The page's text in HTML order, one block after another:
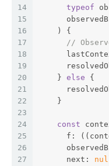
14
15
16
17
18
19
20
21
22
23
24
25
26
27
typeof
    ) {
//
    }
else {
    }
const
f:
      next: